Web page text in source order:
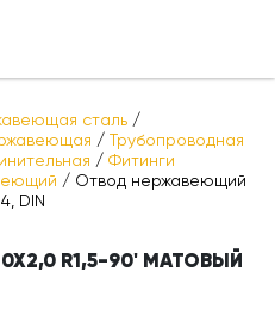
сталь /
/
Трубопроводная
/ Фитинги
/ Отвод нержавеющий
DIN
R1,5-90' МАТОВЫЙ